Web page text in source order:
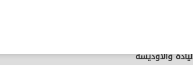
والأوديسة